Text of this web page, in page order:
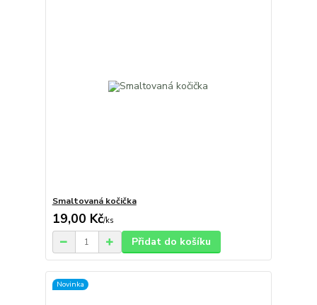
Smaltovaná kočička
19,00 Kč/ks
Přidat do košíku
Novinka